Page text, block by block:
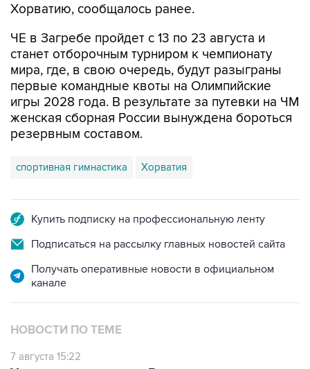
ЧЕ в Загребе пройдет с 13 по 23 августа и
мира, где, в свою очередь, будут разыграны
первые командные квоты на Олимпийские
игры 2028 года. В результате за путевки на ЧМ
женская сборная России вынуждена бороться
резервным составом.
спортивная гимнастика Хорватия
Подписаться на рассылку главных новостей сайта
Получать оперативные новости в официальном
канале
НОВОСТИ ПО ТЕМЕ
7 августа 15:22
проблемы с визами в Хорватию на ЧЕ